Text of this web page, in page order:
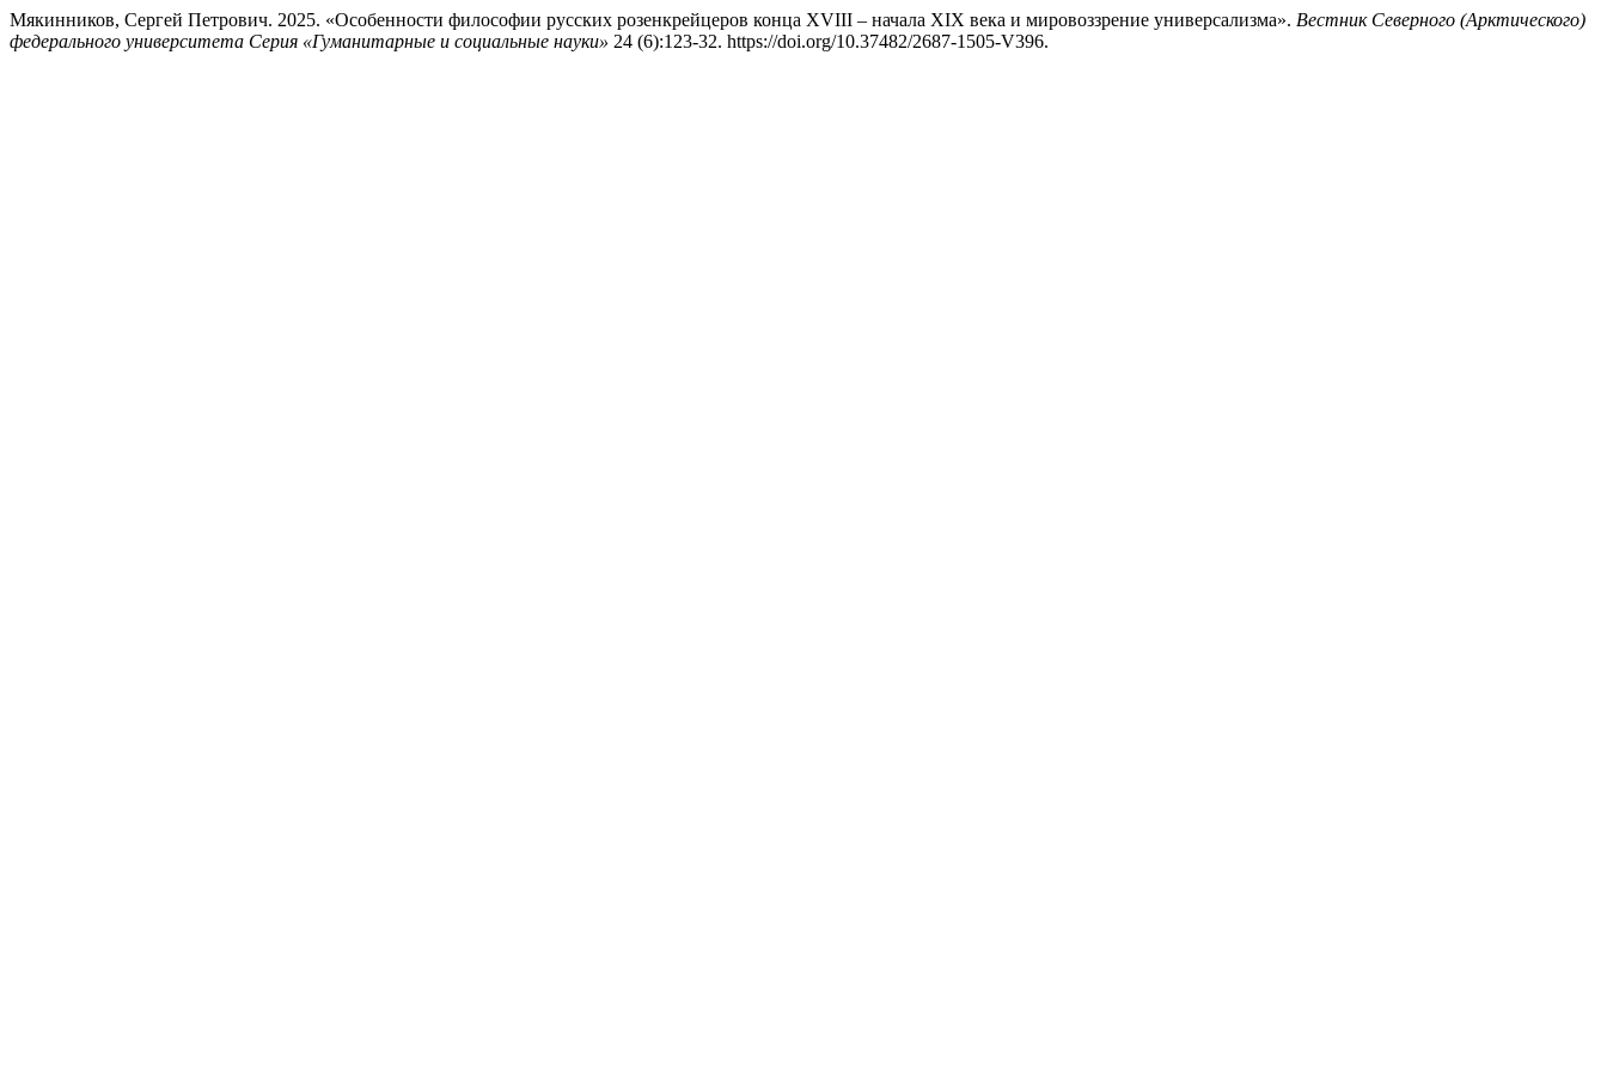
Мякинников, Сергей Петрович. 2025. «Особенности философии русских розенкрейцеров конца XVIII – начала XIX века и мировоззрение универсализма». Вестник Северного (Арктического)
федерального университета Серия «Гуманитарные и социальные науки» 24 (6):123-32. https://doi.org/10.37482/2687-1505-V396.